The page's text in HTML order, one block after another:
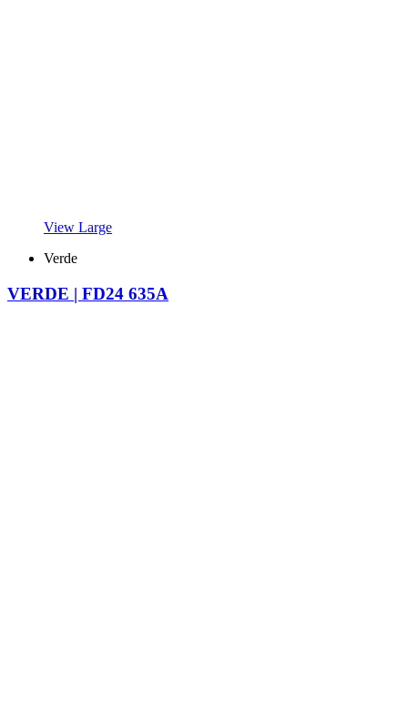
View Large
Verde
VERDE | FD24 635A